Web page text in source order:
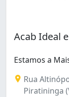
Acab Ideal
Estamos a
Rua
Piratininga